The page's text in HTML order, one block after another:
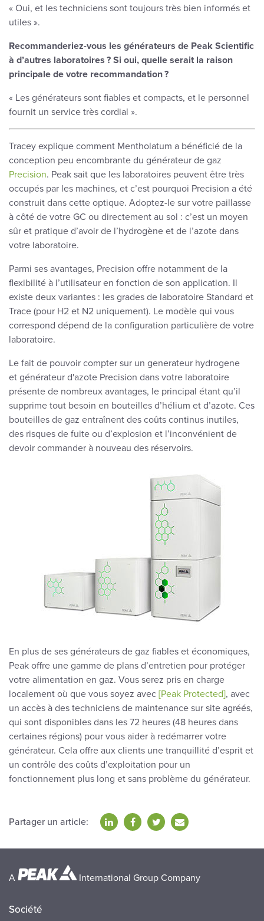
« Oui, et les techniciens sont toujours très bien informés et
utiles ».
Recommanderiez-vous les générateurs de Peak Scientific
à d’autres laboratoires ? Si oui, quelle serait la raison
principale de votre recommandation ?
« Les générateurs sont fiables et compacts, et le personnel
fournit un service très cordial ».
Tracey explique comment Mentholatum a bénéficié de la
conception peu encombrante du générateur de gaz
Precision. Peak sait que les laboratoires peuvent être très
occupés par les machines, et c’est pourquoi Precision a été
construit dans cette optique. Adoptez-le sur votre paillasse
à côté de votre GC ou directement au sol : c’est un moyen
sûr et pratique d’avoir de l’hydrogène et de l’azote dans
votre laboratoire.
Parmi ses avantages, Precision offre notamment de la
flexibilité à l’utilisateur en fonction de son application. Il
existe deux variantes : les grades de laboratoire Standard et
Trace (pour H2 et N2 uniquement). Le modèle qui vous
correspond dépend de la configuration particulière de votre
laboratoire.
Le fait de pouvoir compter sur un generateur hydrogene
et générateur d'azote Precision dans votre laboratoire
présente de nombreux avantages, le principal étant qu’il
supprime tout besoin en bouteilles d’hélium et d’azote. Ces
bouteilles de gaz entraînent des coûts continus inutiles,
des risques de fuite ou d’explosion et l’inconvénient de
devoir commander à nouveau des réservoirs.
En plus de ses générateurs de gaz fiables et économiques,
Peak offre une gamme de plans d’entretien pour protéger
votre alimentation en gaz. Vous serez pris en charge
localement où que vous soyez avec [Peak Protected], avec
un accès à des techniciens de maintenance sur site agréés,
qui sont disponibles dans les 72 heures (48 heures dans
certaines régions) pour vous aider à redémarrer votre
générateur. Cela offre aux clients une tranquillité d’esprit et
un contrôle des coûts d’exploitation pour un
fonctionnement plus long et sans problème du générateur.
Partager un article:
A International Group Company
Société